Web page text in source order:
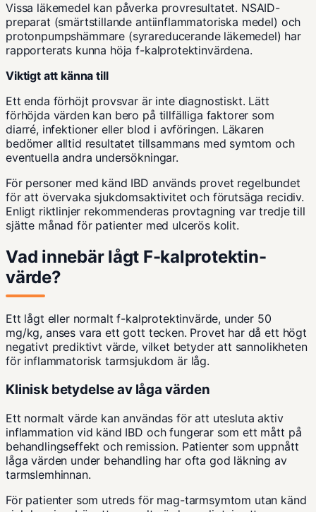
Vissa läkemedel kan påverka provresultatet. NSAID-
preparat (smärtstillande antiinflammatoriska medel) och
protonpumpshämmare (syrareducerande läkemedel) har
rapporterats kunna höja f-kalprotektinvärdena.
Viktigt att känna till
Ett enda förhöjt provsvar är inte diagnostiskt. Lätt
förhöjda värden kan bero på tillfälliga faktorer som
diarré, infektioner eller blod i avföringen. Läkaren
bedömer alltid resultatet tillsammans med symtom och
eventuella andra undersökningar.
För personer med känd IBD används provet regelbundet
för att övervaka sjukdomsaktivitet och förutsäga recidiv.
Enligt riktlinjer rekommenderas provtagning var tredje till
sjätte månad för patienter med ulcerös kolit.
Vad innebär lågt F-kalprotektin-
värde?
Ett lågt eller normalt f-kalprotektinvärde, under 50
mg/kg, anses vara ett gott tecken. Provet har då ett högt
negativt prediktivt värde, vilket betyder att sannolikheten
för inflammatorisk tarmsjukdom är låg.
Klinisk betydelse av låga värden
Ett normalt värde kan användas för att utesluta aktiv
inflammation vid känd IBD och fungerar som ett mått på
behandlingseffekt och remission. Patienter som uppnått
låga värden under behandling har ofta god läkning av
tarmslemhinnan.
För patienter som utreds för mag-tarmsymtom utan känd